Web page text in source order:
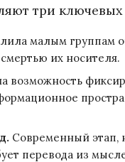
три
малым группам
их носителя.
возможность
Современный этап,
перевода из